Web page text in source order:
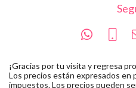
¡Gracias por tu visita y regresa
Los precios están expresados en
impuestos. Los precios pueden